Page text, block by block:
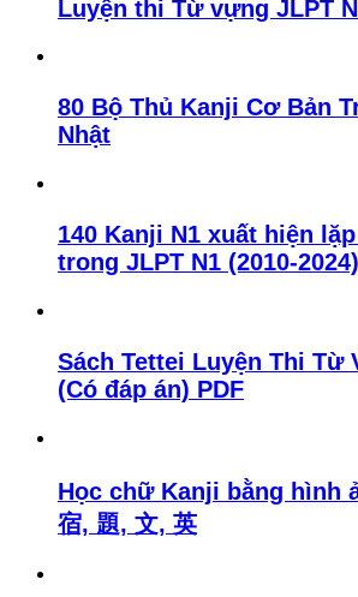
Luyện thi Từ vựng JLPT
80 Bộ Thủ Kanji Cơ Bản
Nhật
140 Kanji N1 xuất hiện
trong JLPT N1 (2010-2024)
Sách Tettei Luyện Thi Từ
(Có đáp án) PDF
Học chữ Kanji bằng hình
宿, 題, 文, 英